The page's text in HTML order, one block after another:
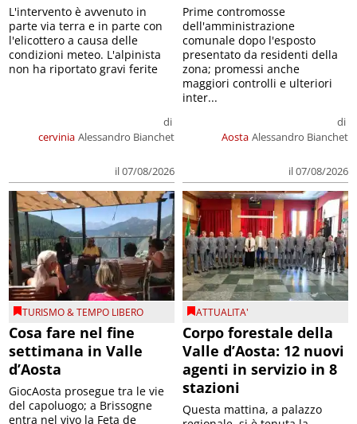
cervinia
di
Alessandro Bianchet
il 07/08/2026
L'intervento è avvenuto in
parte via terra e in parte con
l'elicottero a causa delle
condizioni meteo. L'alpinista
non ha riportato gravi ferite
Aosta
di
Alessandro Bianchet
il 07/08/2026
Prime contromosse
dell'amministrazione
comunale dopo l'esposto
presentato da residenti della
zona; promessi anche
maggiori controlli e ulteriori
inter...
TURISMO & TEMPO LIBERO
Cosa fare nel fine
settimana in Valle
d’Aosta
GiocAosta prosegue tra le vie
del capoluogo; a Brissogne
entra nel vivo la Feta de
ATTUALITA'
Corpo forestale della
Valle d’Aosta: 12 nuovi
agenti in servizio in 8
stazioni
Questa mattina, a palazzo